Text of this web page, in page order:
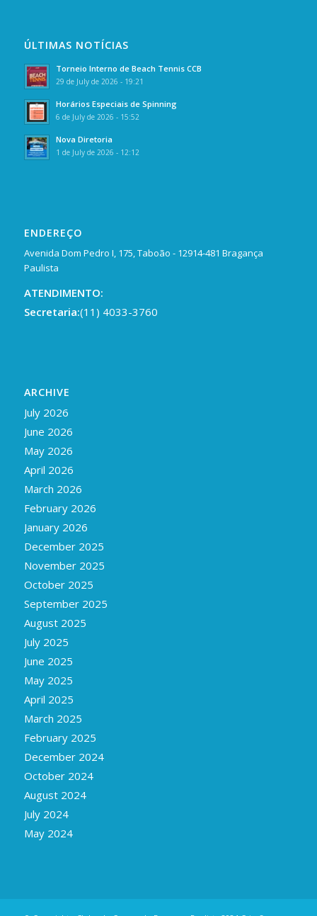
ÚLTIMAS NOTÍCIAS
Torneio Interno de Beach Tennis CCB
29 de July de 2026 - 19:21
Horários Especiais de Spinning
6 de July de 2026 - 15:52
Nova Diretoria
1 de July de 2026 - 12:12
ENDEREÇO
Avenida Dom Pedro I, 175, Taboão - 12914-481 Bragança
Paulista
ATENDIMENTO:
Secretaria:(11) 4033-3760
ARCHIVE
July 2026
June 2026
May 2026
April 2026
March 2026
February 2026
January 2026
December 2025
November 2025
October 2025
September 2025
August 2025
July 2025
June 2025
May 2025
April 2025
March 2025
February 2025
December 2024
October 2024
August 2024
July 2024
May 2024